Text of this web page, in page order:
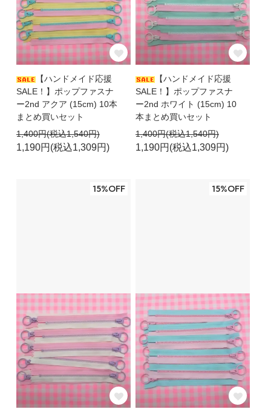
【ハンドメイド応援
SALE！】ポップファスナ
ー2nd アクア (15cm) 10本
まとめ買いセット
1,400円(税込1,540円)
1,190円(税込1,309円)
【ハンドメイド応援
SALE！】ポップファスナ
ー2nd ホワイト (15cm) 10
本まとめ買いセット
1,400円(税込1,540円)
1,190円(税込1,309円)
15%OFF 15%OFF